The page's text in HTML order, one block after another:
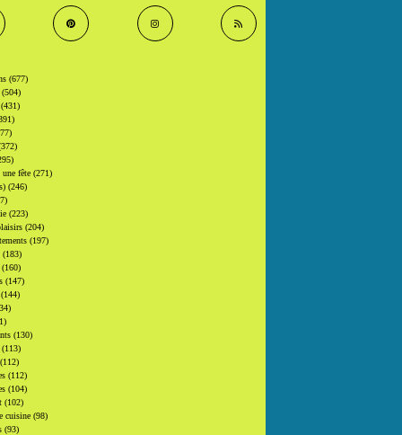
(677)
(504)
(431)
une fête (271)
(246)
(223)
(204)
(197)
(183)
(160)
(147)
(144)
(130)
(113)
(112)
(112)
(104)
(102)
cuisine (98)
(93)